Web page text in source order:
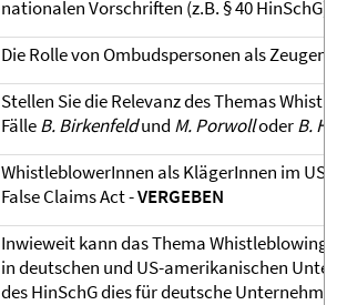
nationalen Vorschriften (z.B. § 40 HinSchG) -
Die Rolle von Ombudspersonen als Zeugen
Stellen Sie die Relevanz des Themas
FälleB. Birkenfeldund M. PorwolloderB.
WhistleblowerInnen als KlägerInnen im
False Claims Act -VERGEBEN
Inwieweit kann das Thema Whistleblowing
in deutschen und US-amerikanischen
des HinSchG dies für deutsche